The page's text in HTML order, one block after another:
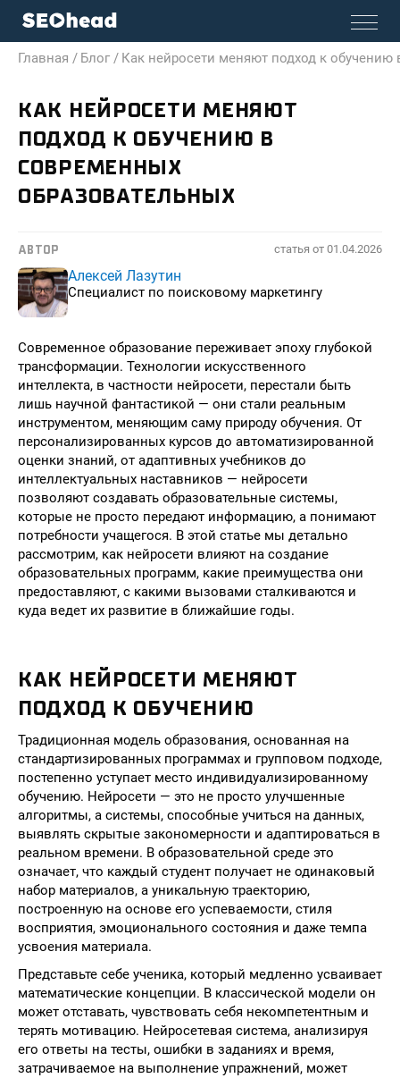
Главная / Блог / Как нейросети меняют подход к
КАК НЕЙРОСЕТИ МЕНЯЮТ
ПОДХОД К ОБУЧЕНИЮ В
СОВРЕМЕННЫХ
ОБРАЗОВАТЕЛЬНЫХ
АВТОР статья от 01.04.2026
Алексей Лазутин
Специалист по поисковому маркетингу
Современное образование переживает эпоху глубокой
трансформации. Технологии искусственного
интеллекта, в частности нейросети, перестали быть
лишь научной фантастикой — они стали реальным
инструментом, меняющим саму природу обучения. От
персонализированных курсов до автоматизированной
оценки знаний, от адаптивных учебников до
интеллектуальных наставников — нейросети
позволяют создавать образовательные системы,
которые не просто передают информацию, а понимают
потребности учащегося. В этой статье мы детально
рассмотрим, как нейросети влияют на создание
образовательных программ, какие преимущества они
предоставляют, с какими вызовами сталкиваются и
куда ведет их развитие в ближайшие годы.
КАК НЕЙРОСЕТИ МЕНЯЮТ
ПОДХОД К ОБУЧЕНИЮ
Традиционная модель образования, основанная на
стандартизированных программах и групповом подходе,
постепенно уступает место индивидуализированному
обучению. Нейросети — это не просто улучшенные
алгоритмы, а системы, способные учиться на данных,
выявлять скрытые закономерности и адаптироваться в
реальном времени. В образовательной среде это
означает, что каждый студент получает не одинаковый
набор материалов, а уникальную траекторию,
построенную на основе его успеваемости, стиля
восприятия, эмоционального состояния и даже темпа
усвоения материала.
Представьте себе ученика, который медленно усваивает
математические концепции. В классической модели он
может отставать, чувствовать себя некомпетентным и
терять мотивацию. Нейросетевая система, анализируя
его ответы на тесты, ошибки в заданиях и время,
затрачиваемое на выполнение упражнений, может